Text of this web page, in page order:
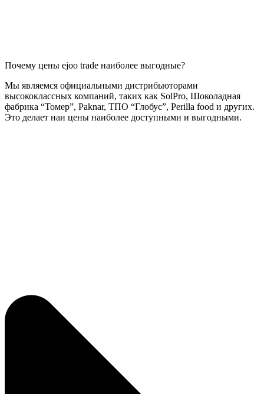
Почему цены ejoo trade наиболее выгодные?
Мы являемся официальными дистрибьюторами
высококлассных компаний, таких как SolPro, Шоколадная
фабрика “Томер”, Paknar, ТПО “Глобус”, Perilla food и других.
Это делает наи цены наиболее доступными и выгодными.